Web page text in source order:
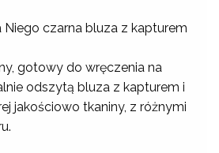
Niego czarna bluza z kapturem
gotowy do wręczenia na
odszytą bluza z kapturem i
jakościowo tkaniny, z różnymi